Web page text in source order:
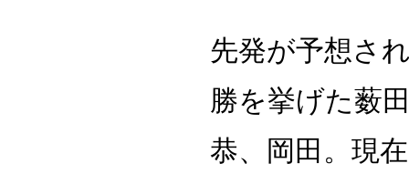
先発が予想さ
勝を挙げた薮
恭、岡田。現